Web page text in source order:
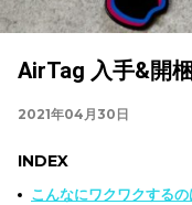
AirTag 入手&開
2021年04月30日
INDEX
こんなにワクワクするの